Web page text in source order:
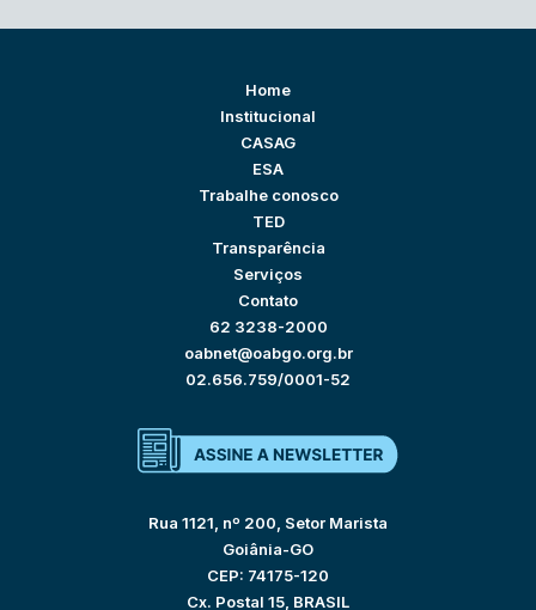
Home
Institucional
CASAG
ESA
Trabalhe conosco
TED
Transparência
Serviços
Contato
62 3238-2000
oabnet@oabgo.org.br
02.656.759/0001-52
Rua 1121, nº 200, Setor Marista
Goiânia-GO
CEP: 74175-120
Cx. Postal 15, BRASIL